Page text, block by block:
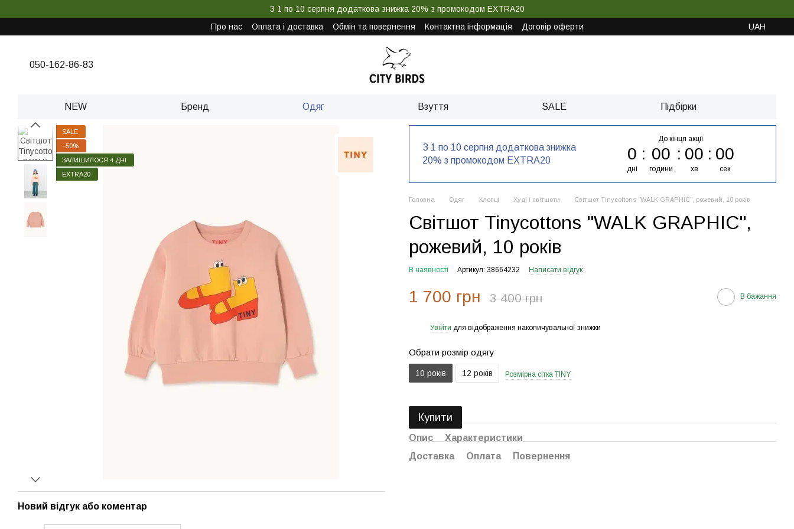
З 1 по 10 серпня додаткова знижка 20% з промокодом EXTRA20
Про нас
Оплата і доставка Обмін та повернення Контактна інформація Договір оферти UAH
050-162-86-83
NEW Бренд Одяг Взуття SALE Підбірки
SALE
−50%
ЗАЛИШИЛОСЯ 4 ДНІ
EXTRA20
Новий відгук або коментар
З 1 по 10 серпня додаткова знижка
20% з промокодом EXTRA20
До кінця акції
0
дні
00
години
00
хв
00
сек
Головна Одяг Хлопці Худі і світшоти Світшот Tinycottons "WALK GRAPHIC", рожевий, 10 років
Світшот Tinycottons "WALK GRAPHIC",
рожевий, 10 років
В наявності Артикул: 38664232 Написати відгук
1 700 грн 3 400 грн В бажання
Увійти для відображення накопичувальної знижки
Обрати розмір одягу
10 років 12 років Розмірна сітка TINY
Купити
Опис
Характеристики
Доставка
Оплата Повернення